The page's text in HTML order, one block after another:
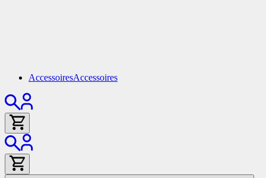
AccessoiresAccessoires